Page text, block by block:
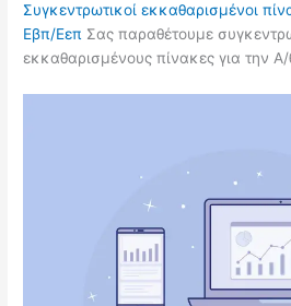
Συγκεντρωτικοί εκκαθαρισμένοι
Εβπ/Εεπ Σας παραθέτουμε
εκκαθαρισμένους πίνακες για την